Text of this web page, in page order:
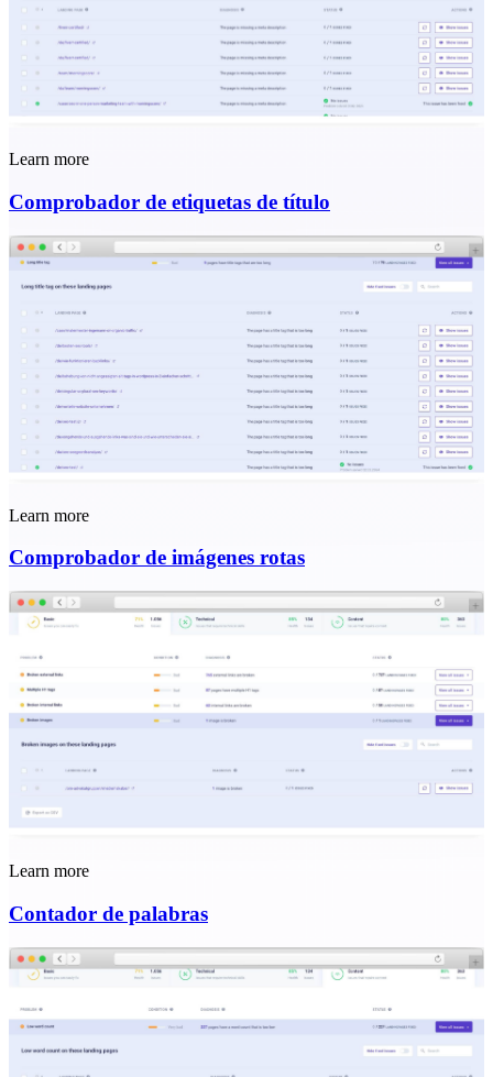
Learn more
Comprobador de etiquetas de título
Learn more
Comprobador de imágenes rotas
Learn more
Contador de palabras